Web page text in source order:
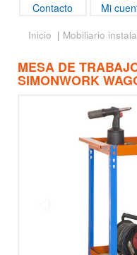
Contacto Mi
Inicio | Mobiliario
MESA DE
SIMONWORK